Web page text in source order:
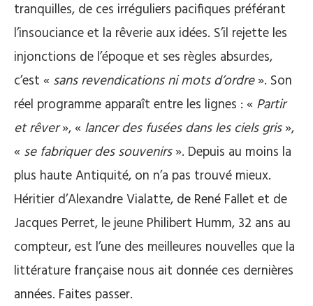
tranquilles, de ces irréguliers pacifiques préférant
l’insouciance et la rêverie aux idées. S’il rejette les
injonctions de l’époque et ses règles absurdes,
c’est « sans revendications ni mots d’ordre». Son
réel programme apparaît entre les lignes : « Partir
et rêver», « lancer des fusées dans les ciels gris»,
« se fabriquer des souvenirs». Depuis au moins la
plus haute Antiquité, on n’a pas trouvé mieux.
Héritier d’Alexandre Vialatte, de René Fallet et de
Jacques Perret, le jeune Philibert Humm, 32 ans au
compteur, est l’une des meilleures nouvelles que la
littérature française nous ait donnée ces dernières
années. Faites passer.